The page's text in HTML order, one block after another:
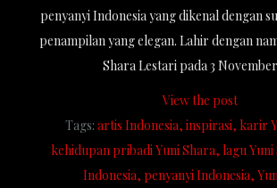
penyanyi Indonesia yang dikenal dengan
penampilan yang elegan. Lahir dengan
Shara Lestari pada 3
View the post
Tags: artis Indonesia inspirasi karir
kehidupan pribadi Yuni Shara lagu
Indonesia penyanyi Indonesia